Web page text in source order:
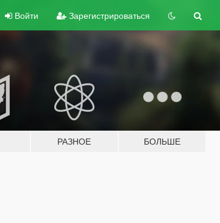
Войти Зарегистрироваться
РАЗНОЕ БОЛЬШЕ